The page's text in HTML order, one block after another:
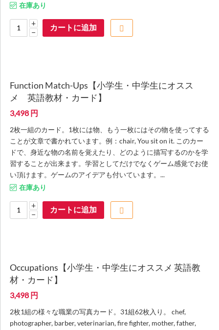
在庫あり
+
−
カートに追加
Function Match-Ups【小学生・中学生にオスス
メ 英語教材・カード】
3,498 円
2枚一組のカード。1枚には物、もう一枚にはその物を使ってする
ことが文章で書かれています。例：chair, You sit on it. このカー
ドで、身近な物の名前を覚えたり、どのように描写するのかを学
習することが出来ます。学習としてだけでなくゲーム感覚でお使
い頂けます。ゲームのアイデアも付いています。...
在庫あり
+
−
カートに追加
Occupations【小学生・中学生にオススメ 英語教
材・カード】
3,498 円
2枚1組の様々な職業の写真カード。31組62枚入り。 chef,
photographer, barber, veterinarian, fire fighter, mother, father,